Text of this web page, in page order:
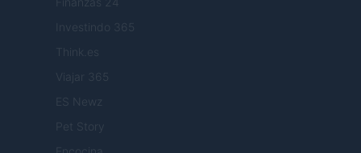
Investindo 365
Think.es
Viajar 365
ES Newz
Pet Story